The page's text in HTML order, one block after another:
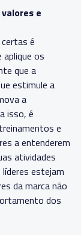
e
é
os
que a
estimule a
a
isso, é
e
a entenderem
atividades
estejam
da marca não
dos